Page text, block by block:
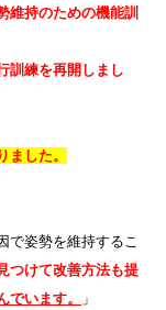
維持のための機能訓
訓練を再開しまし
した。
で姿勢を維持するこ
つけて改善方法も提
でいます。
」